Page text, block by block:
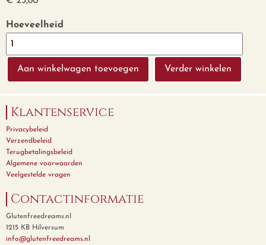
Hoeveelheid
Verder winkelen
Klantenservice
Privacybeleid
Verzendbeleid
Terugbetalingsbeleid
Algemene voorwaarden
Veelgestelde vragen
Contactinformatie
Glutenfreedreams.nl
1215 KB Hilversum
info@glutenfreedreams.nl